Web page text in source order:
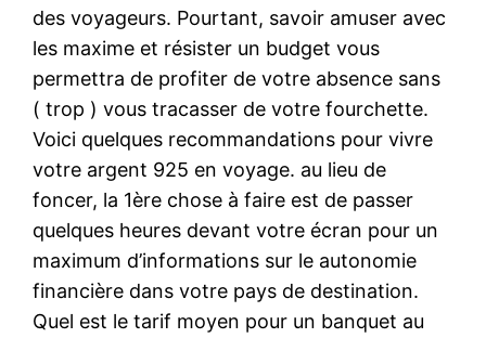
des voyageurs. Pourtant, savoir amuser avec
les maxime et résister un budget vous
permettra de profiter de votre absence sans
( trop ) vous tracasser de votre fourchette.
Voici quelques recommandations pour vivre
votre argent 925 en voyage. au lieu de
foncer, la 1ère chose à faire est de passer
quelques heures devant votre écran pour un
maximum d’informations sur le autonomie
financière dans votre pays de destination.
Quel est le tarif moyen pour un banquet au